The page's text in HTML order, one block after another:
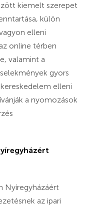
kiemelt szerepet
külön
elleni
online térben
valamint a
gyors
elleni
a nyomozások
Nyíregyházáért
az ipari